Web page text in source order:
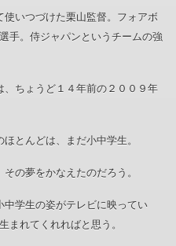
いつづけた栗山監督。フォアボ
手。侍ジャパンというチームの強
、ちょうど１４年前の２００９年
とんどは、まだ小中学生。
の夢をかなえたのだろう。
学生の姿がテレビに映ってい
まれてくれればと思う。